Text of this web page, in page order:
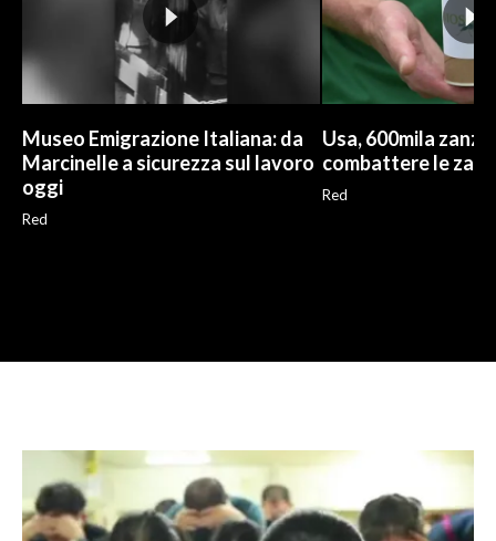
Museo Emigrazione Italiana: da
Marcinelle a sicurezza sul lavoro
oggi
Red
Usa, 600mila
combattere le
Red